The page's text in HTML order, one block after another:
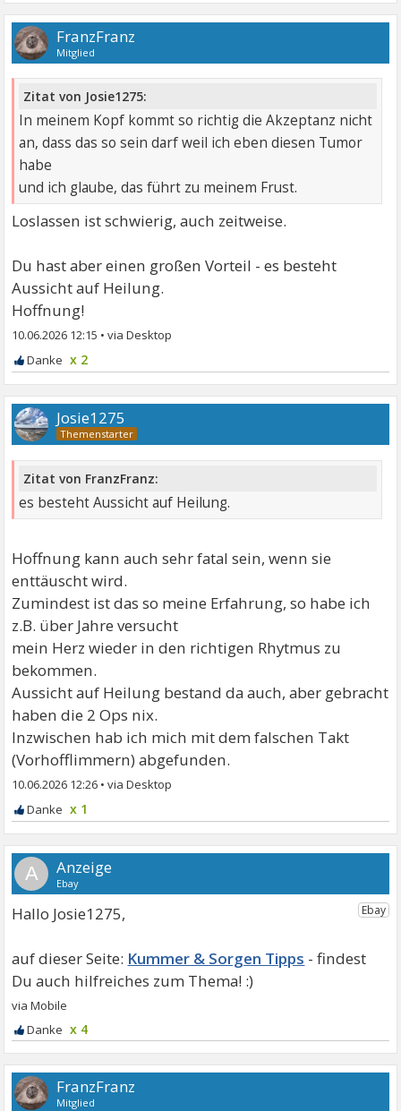
FranzFranz
Mitglied
Zitat von Josie1275:
In meinem Kopf kommt so richtig die Akzeptanz nicht
an, dass das so sein darf weil ich eben diesen Tumor
habe
und ich glaube, das führt zu meinem Frust.
Loslassen ist schwierig, auch zeitweise.
Du hast aber einen großen Vorteil - es besteht
Aussicht auf Heilung.
Hoffnung!
10.06.2026 12:15 •
x 2
Josie1275
Zitat von FranzFranz:
es besteht Aussicht auf Heilung.
Hoffnung kann auch sehr fatal sein, wenn sie
enttäuscht wird.
Zumindest ist das so meine Erfahrung, so habe ich
z.B. über Jahre versucht
mein Herz wieder in den richtigen Rhytmus zu
bekommen.
Aussicht auf Heilung bestand da auch, aber gebracht
haben die 2 Ops nix.
Inzwischen hab ich mich mit dem falschen Takt
(Vorhofflimmern) abgefunden.
10.06.2026 12:26 •
x 1
A
Hallo Josie1275,
Kummer & Sorgen Tipps
x 4
FranzFranz
Mitglied